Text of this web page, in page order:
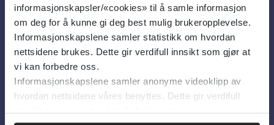
informasjonskapsler/«cookies» til å samle informasjon
om deg for å kunne gi deg best mulig brukeropplevelse.
Informasjonskapslene samler statistikk om hvordan
nettsidene brukes. Dette gir verdifull innsikt som gjør at
vi kan forbedre oss.
Informasjonskapslene samler anonyme videoklipp av
hvordan nettsidene våres benyttes. Dette gir verdifull
innsikt som gjør at vi kan forbedre oss.
Om oss
Om Helsebiblioteket
Personvern og informasjonskapsler
Tilgjengelighetserklæring